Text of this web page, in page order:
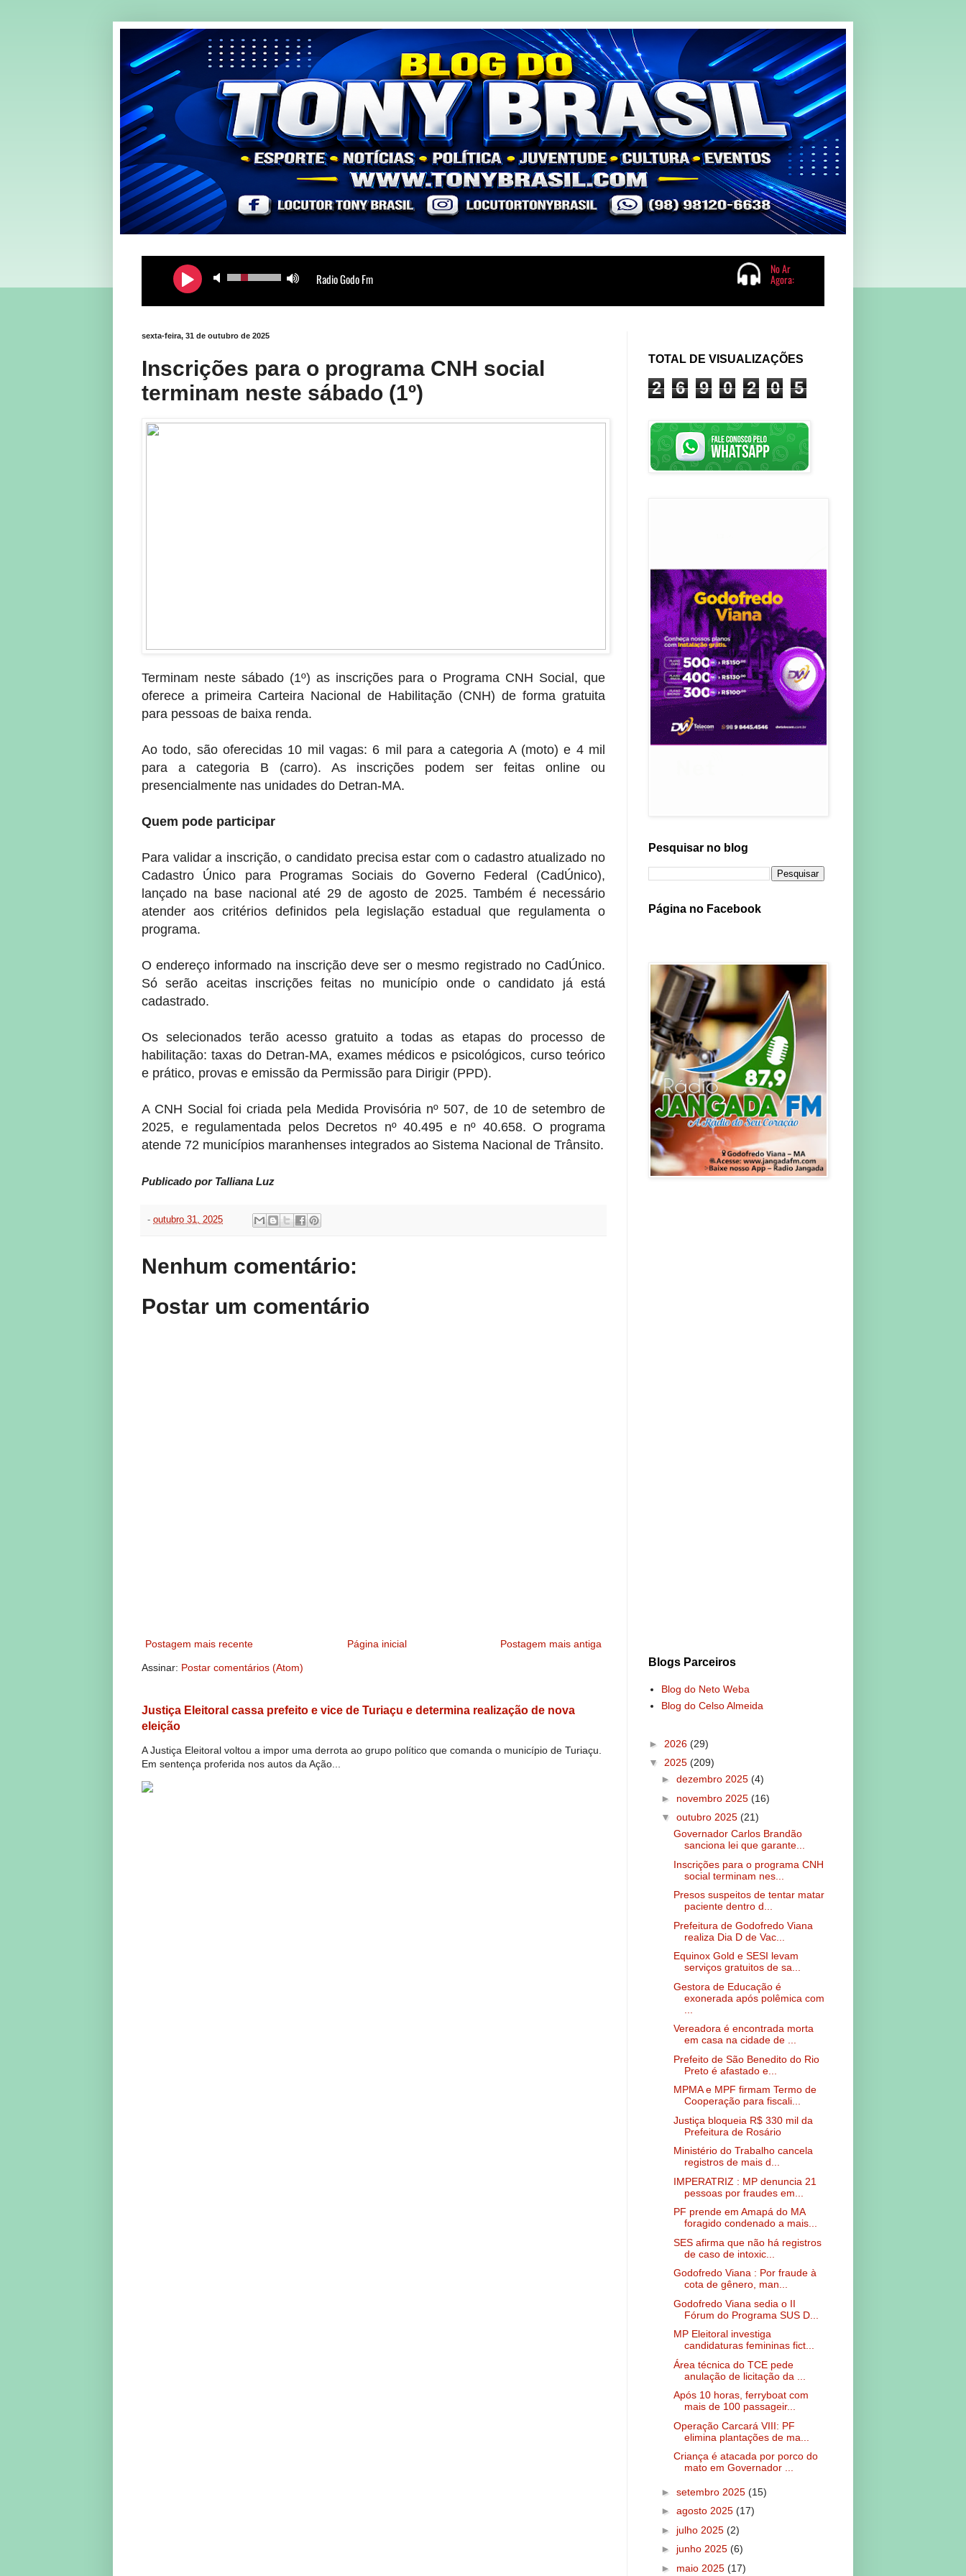
sexta-feira, 31 de outubro de 2025
Inscrições para o programa CNH social
terminam neste sábado (1º)
Terminam neste sábado (1º) as inscrições para o Programa CNH Social, que
oferece a primeira Carteira Nacional de Habilitação (CNH) de forma gratuita
para pessoas de baixa renda.
Ao todo, são oferecidas 10 mil vagas: 6 mil para a categoria A (moto) e 4 mil
para a categoria B (carro). As inscrições podem ser feitas online ou
presencialmente nas unidades do Detran-MA.
Quem pode participar
Para validar a inscrição, o candidato precisa estar com o cadastro atualizado no
Cadastro Único para Programas Sociais do Governo Federal (CadÚnico),
lançado na base nacional até 29 de agosto de 2025. Também é necessário
atender aos critérios definidos pela legislação estadual que regulamenta o
programa.
O endereço informado na inscrição deve ser o mesmo registrado no CadÚnico.
Só serão aceitas inscrições feitas no município onde o candidato já está
cadastrado.
Os selecionados terão acesso gratuito a todas as etapas do processo de
habilitação: taxas do Detran-MA, exames médicos e psicológicos, curso teórico
e prático, provas e emissão da Permissão para Dirigir (PPD).
A CNH Social foi criada pela Medida Provisória nº 507, de 10 de setembro de
2025, e regulamentada pelos Decretos nº 40.495 e nº 40.658. O programa
atende 72 municípios maranhenses integrados ao Sistema Nacional de Trânsito.
Publicado por Talliana Luz
- outubro 31, 2025
Nenhum comentário:
Postar um comentário
Postagem mais recente Postagem mais antiga
Página inicial
Assinar: Postar comentários (Atom)
Justiça Eleitoral cassa prefeito e vice de Turiaçu e determina realização de nova
eleição
A Justiça Eleitoral voltou a impor uma derrota ao grupo político que comanda o município de Turiaçu.
Em sentença proferida nos autos da Ação...
TOTAL DE VISUALIZAÇÕES
2 6 9 0 2 0 5
Pesquisar no blog
Página no Facebook
Blogs Parceiros
Blog do Neto Weba
Blog do Celso Almeida
► 2026 (29)
▼ 2025 (209)
► dezembro 2025 (4)
► novembro 2025 (16)
▼ outubro 2025 (21)
Governador Carlos Brandão
sanciona lei que garante...
Inscrições para o programa CNH
social terminam nes...
Presos suspeitos de tentar matar
paciente dentro d...
Prefeitura de Godofredo Viana
realiza Dia D de Vac...
Equinox Gold e SESI levam
serviços gratuitos de sa...
Gestora de Educação é
exonerada após polêmica com
Vereadora é encontrada morta
em casa na cidade de ...
Prefeito de São Benedito do Rio
Preto é afastado e...
MPMA e MPF firmam Termo de
Cooperação para fiscali...
Justiça bloqueia R$ 330 mil da
Prefeitura de Rosário
Ministério do Trabalho cancela
registros de mais d...
IMPERATRIZ : MP denuncia 21
pessoas por fraudes em...
PF prende em Amapá do MA
foragido condenado a mais...
SES afirma que não há registros
de caso de intoxic...
Godofredo Viana : Por fraude à
cota de gênero, man...
Godofredo Viana sedia o II
Fórum do Programa SUS D...
MP Eleitoral investiga
candidaturas femininas fict...
Área técnica do TCE pede
anulação de licitação da ...
Após 10 horas, ferryboat com
mais de 100 passageir...
Operação Carcará VIII: PF
elimina plantações de ma...
Criança é atacada por porco do
mato em Governador ...
► setembro 2025 (15)
► agosto 2025 (17)
► julho 2025 (2)
► junho 2025 (6)
► maio 2025 (17)